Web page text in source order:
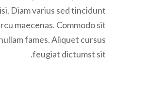
Diam varius sed tincidunt
maecenas. Commodo sit
fames. Aliquet cursus
feugiat dictumst sit.